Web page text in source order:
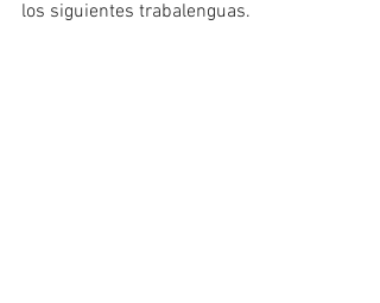
los siguientes trabalenguas.